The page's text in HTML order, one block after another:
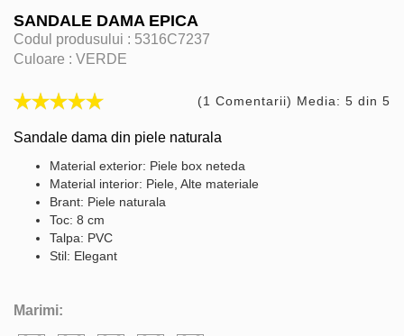
SANDALE DAMA EPICA
Codul produsului : 5316C7237
Culoare : VERDE
(1 Comentarii) Media: 5 din 5
Sandale dama din piele naturala
Material exterior: Piele box neteda
Material interior: Piele, Alte materiale
Brant: Piele naturala
Toc: 8 cm
Talpa: PVC
Stil: Elegant
Marimi: